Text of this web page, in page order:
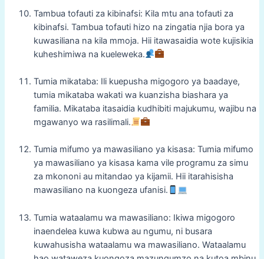
Tambua tofauti za kibinafsi: Kila mtu ana tofauti za
kibinafsi. Tambua tofauti hizo na zingatia njia bora ya
kuwasiliana na kila mmoja. Hii itawasaidia wote kujisikia
kuheshimiwa na kueleweka.
Tumia mikataba: Ili kuepusha migogoro ya baadaye,
tumia mikataba wakati wa kuanzisha biashara ya
familia. Mikataba itasaidia kudhibiti majukumu, wajibu na
mgawanyo wa rasilimali.
Tumia mifumo ya mawasiliano ya kisasa: Tumia mifumo
ya mawasiliano ya kisasa kama vile programu za simu
za mkononi au mitandao ya kijamii. Hii itarahisisha
mawasiliano na kuongeza ufanisi.
Tumia wataalamu wa mawasiliano: Ikiwa migogoro
inaendelea kuwa kubwa au ngumu, ni busara
kuwahusisha wataalamu wa mawasiliano. Wataalamu